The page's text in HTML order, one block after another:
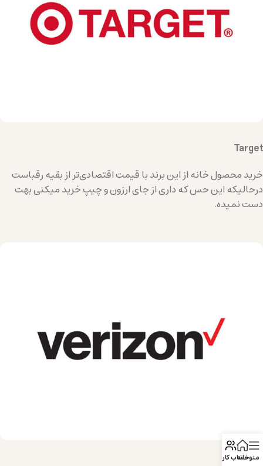
Target
خرید محصول خانه از این برند با قیمت اقتصادی‌تر از بقیه رقباست
درحالیکه این حس که داری از جای ارزون و چیپ خرید میکنی بهت
دست نمیده.
منوخانه
حساب کاربری